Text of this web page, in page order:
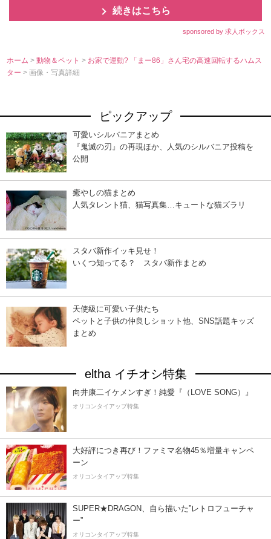
続きはこちら
sponsored by 求人ボックス
ホーム >動物＆ペット> お家で運動? 「まー86」さん宅の高速回転するハムス
ター> 画像・写真詳細
ピックアップ
可愛いシルバニアまとめ
『鬼滅の刃』の再現ほか、人気のシルバニア投稿を
公開
癒やしの猫まとめ
人気タレント猫、猫写真集…キュートな猫ズラリ
スタバ新作イッキ見せ！
いくつ知ってる？ スタバ新作まとめ
天使級に可愛い子供たち
ペットと子供の仲良しショット他、SNS話題キッズ
まとめ
eltha イチオシ特集
向井康二イケメンすぎ！純愛『（LOVE SONG）』
オリコンタイアップ特集
大好評につき再び！ファミマ名物45％増量キャンペ
ーン
オリコンタイアップ特集
SUPER★DRAGON、自ら描いた”レトロフューチャ
ー”
オリコンタイアップ特集